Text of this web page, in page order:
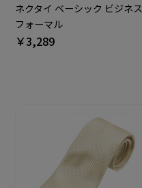
ネクタイ ベーシック ビジネス
フォーマル
￥3,289